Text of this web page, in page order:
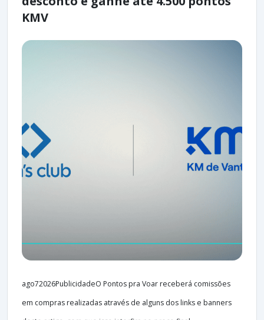
KMV
ago72026PublicidadeO Pontos pra Voar receberá comissões
em compras realizadas através de alguns dos links e banners